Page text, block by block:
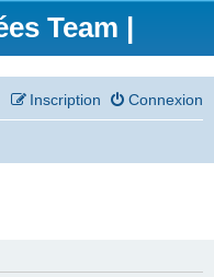
Team |
Connexion
Inscription